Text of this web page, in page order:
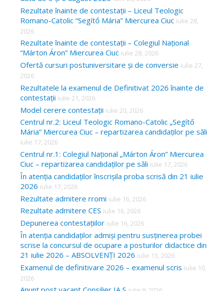
Rezultate înainte de contestații – Liceul Teologic
Romano-Catolic “Segítő Mária” Miercurea Ciuc iulie 28,
2026
Rezultate înainte de contestații – Colegiul Național
“Márton Áron” Miercurea Ciuc iulie 28, 2026
Ofertă cursuri postuniversitare și de conversie iulie 27,
2026
Rezultatele la examenul de Definitivat 2026 înainte de
contestații iulie 21, 2026
Model cerere contestații iulie 20, 2026
Centrul nr.2: Liceul Teologic Romano-Catolic „Segítő
Mária” Miercurea Ciuc – repartizarea candidaților pe săli
iulie 17, 2026
Centrul nr.1: Colegiul Național „Márton Áron” Miercurea
Ciuc – repartizarea candidaților pe săli iulie 17, 2026
În atenția candidaților înscrișila proba scrisă din 21 iulie
2026 iulie 17, 2026
Rezultate admitere rromi iulie 16, 2026
Rezultate admitere CES iulie 16, 2026
Depunerea contestațiilor iulie 16, 2026
În atenția candidaților admiși pentru susținerea probei
scrise la concursul de ocupare a posturilor didactice din
21 iulie 2026 – ABSOLVENȚI 2026 iulie 13, 2026
Examenul de definitivare 2026 – examenul scris iulie 10,
2026